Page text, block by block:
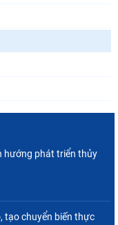
hướng phát triển thủy
tạo chuyển biến thực